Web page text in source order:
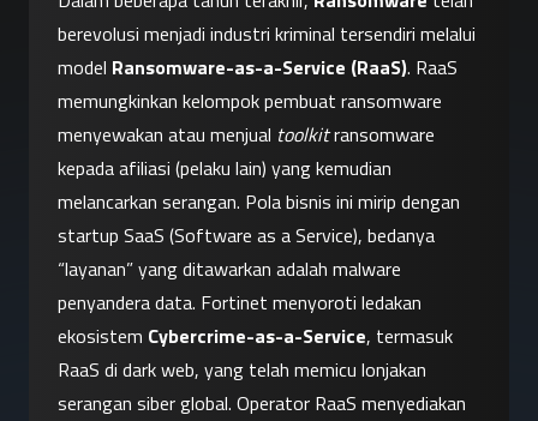
berevolusi menjadi industri kriminal tersendiri melalui
model Ransomware-as-a-Service (RaaS). RaaS
memungkinkan kelompok pembuat ransomware
menyewakan atau menjual toolkit ransomware
kepada afiliasi (pelaku lain) yang kemudian
melancarkan serangan. Pola bisnis ini mirip dengan
startup SaaS (Software as a Service), bedanya
“layanan” yang ditawarkan adalah malware
penyandera data. Fortinet menyoroti ledakan
ekosistem Cybercrime-as-a-Service, termasuk
RaaS di dark web, yang telah memicu lonjakan
serangan siber global. Operator RaaS menyediakan